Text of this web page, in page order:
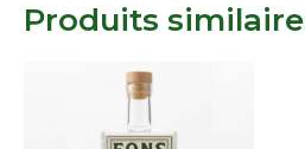
Produits